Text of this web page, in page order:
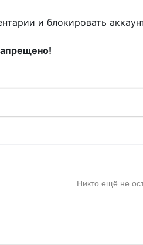
и блокировать
Никто ещё не